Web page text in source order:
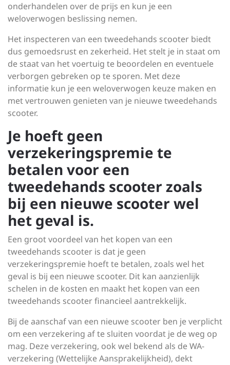
onderhandelen over de prijs en kun je een
weloverwogen beslissing nemen.
Het inspecteren van een tweedehands scooter biedt
dus gemoedsrust en zekerheid. Het stelt je in staat om
de staat van het voertuig te beoordelen en eventuele
verborgen gebreken op te sporen. Met deze
informatie kun je een weloverwogen keuze maken en
met vertrouwen genieten van je nieuwe tweedehands
scooter.
Je hoeft geen
verzekeringspremie te
betalen voor een
tweedehands scooter zoals
bij een nieuwe scooter wel
het geval is.
Een groot voordeel van het kopen van een
tweedehands scooter is dat je geen
verzekeringspremie hoeft te betalen, zoals wel het
geval is bij een nieuwe scooter. Dit kan aanzienlijk
schelen in de kosten en maakt het kopen van een
tweedehands scooter financieel aantrekkelijk.
Bij de aanschaf van een nieuwe scooter ben je verplicht
om een verzekering af te sluiten voordat je de weg op
mag. Deze verzekering, ook wel bekend als de WA-
verzekering (Wettelijke Aansprakelijkheid), dekt